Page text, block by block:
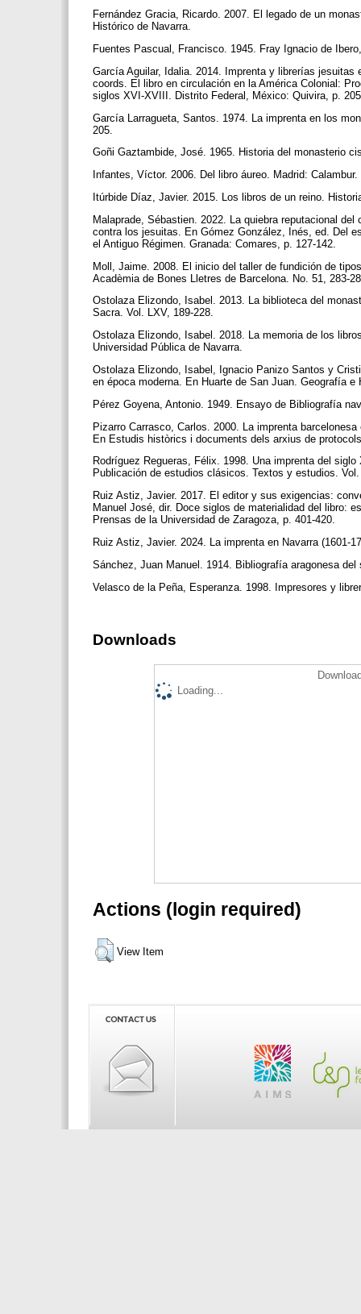
Fernández Gracia, Ricardo. 2007. El legado de un
Histórico de Navarra.
Fuentes Pascual, Francisco. 1945. Fray Ignacio de
García Aguilar, Idalia. 2014. Imprenta y librerías
coords. El libro en circulación en la América Colonial:
siglos XVI-XVIII. Distrito Federal, México: Quivira, p.
García Larragueta, Santos. 1974. La imprenta en los
205.
Goñi Gaztambide, José. 1965. Historia del monasterio
Infantes, Víctor. 2006. Del libro áureo. Madrid: Calambur.
Itúrbide Díaz, Javier. 2015. Los libros de un reino.
Malaprade, Sébastien. 2022. La quiebra reputacional
contra los jesuitas. En Gómez González, Inés, ed. Del
el Antiguo Régimen. Granada: Comares, p. 127-142.
Moll, Jaime. 2008. El inicio del taller de fundición de
Acadèmia de Bones Lletres de Barcelona. No. 51, 283-
Ostolaza Elizondo, Isabel. 2013. La biblioteca del
Sacra. Vol. LXV, 189-228.
Ostolaza Elizondo, Isabel. 2018. La memoria de los
Universidad Pública de Navarra.
Ostolaza Elizondo, Isabel, Ignacio Panizo Santos y
en época moderna. En Huarte de San Juan. Geografía
Pérez Goyena, Antonio. 1949. Ensayo de Bibliografía
Pizarro Carrasco, Carlos. 2000. La imprenta
En Estudis històrics i documents dels arxius de
Rodríguez Regueras, Félix. 1998. Una imprenta del
Publicación de estudios clásicos. Textos y estudios.
Ruiz Astiz, Javier. 2017. El editor y sus exigencias:
Manuel José, dir. Doce siglos de materialidad del libro:
Prensas de la Universidad de Zaragoza, p. 401-420.
Ruiz Astiz, Javier. 2024. La imprenta en Navarra (1601-
Sánchez, Juan Manuel. 1914. Bibliografía aragonesa
Velasco de la Peña, Esperanza. 1998. Impresores y
Downloads
Loading...
Actions (login required)
View Item